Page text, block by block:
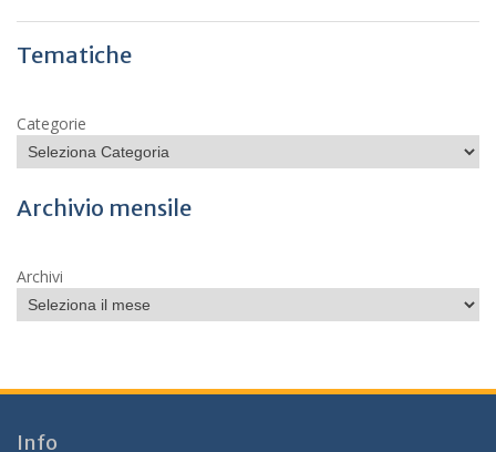
Tematiche
Categorie
Archivio mensile
Archivi
Info